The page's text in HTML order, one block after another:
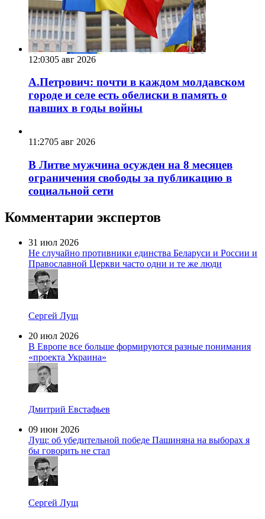
12:0305 авг 2026
А.Петрович: почти в каждом молдавском
городе и селе есть обелиски в память о
павших в годы войны
11:2705 авг 2026
В Литве мужчина осужден на 8 месяцев
ограничения свободы за публикацию в
социальной сети
Комментарии экспертов
31 июл 2026
Не случайно противники единства Беларуси и России и
Православной Церкви часто одни и те же люди
Сергей Лущ
20 июл 2026
В Европе все больше формируются разные понимания
«проекта Украина»
Дмитрий Евстафьев
09 июн 2026
Лущ: об убедительной победе Пашиняна на выборах я
бы говорить не стал
Сергей Лущ